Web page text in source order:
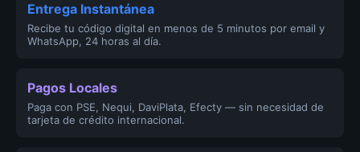
Entrega Instantánea
Recibe tu código digital en menos de 5 minutos por email y
WhatsApp, 24 horas al día.
Pagos Locales
Paga con PSE, Nequi, DaviPlata, Efecty — sin necesidad de
tarjeta de crédito internacional.